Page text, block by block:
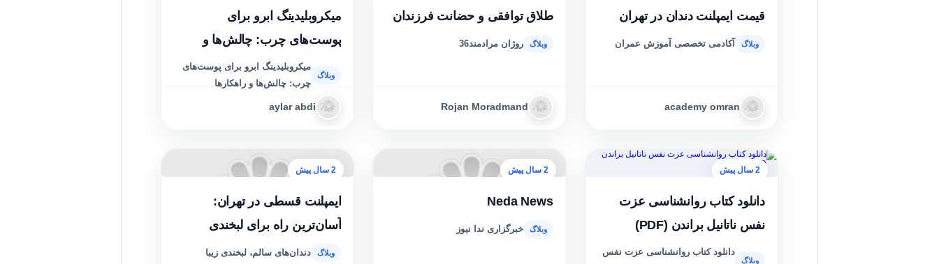
قیمت ایمپلنت دندان در تهران
آکادمی تخصصی آموزش عمران
academy omran
طلاق توافقی و حضانت فرزندان
روژان مرادمند36
Rojan Moradmand
میکروبلیدینگ ابرو برای
پوست‌های چرب: چالش‌ها و
راهکارهامیکروبلیدینگ ابرو برای پوست‌های
چرب: چالش‌ها و راهکارها
aylar abdi
2 سال پیش
دانلود کتاب روانشناسی عزت
نفس ناتانیل براندن (PDF)
دانلود کتاب روانشناسی عزت نفس
2 سال پیش
Neda News
خبرگزاری ندا نیوز
2 سال پیش
ایمپلنت قسطی در تهران:
آسان‌ترین راه برای لبخندی
ماندگار!دندان‌های سالم، لبخندی زیبا